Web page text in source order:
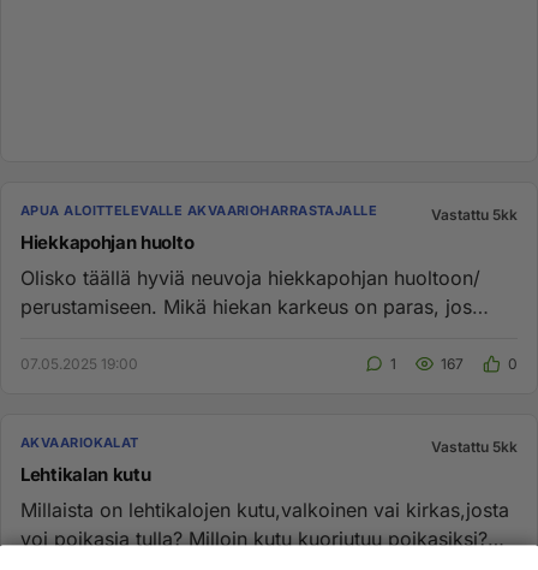
APUA ALOITTELEVALLE AKVAARIOHARRASTAJALLE Vastattu 5kk
Hiekkapohjan huolto
Olisko täällä hyviä neuvoja hiekkapohjan huoltoon/
perustamiseen. Mikä hiekan karkeus on paras, jos
07.05.2025 19:00 1 167 0
AKVAARIOKALAT Vastattu 5kk
Lehtikalan kutu
Millaista on lehtikalojen kutu,valkoinen vai kirkas,josta
voi poikasia tulla? Milloin kutu kuoriutuu poikasiksi?